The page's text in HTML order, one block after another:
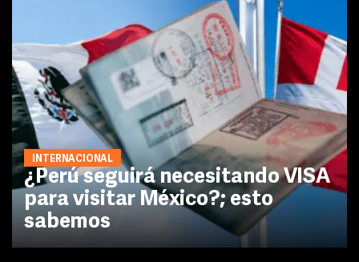
INTERNACIONAL
¿Perú seguirá necesitando VISA
para visitar México?; esto
sabemos